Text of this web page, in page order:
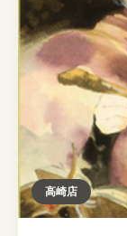
高崎店